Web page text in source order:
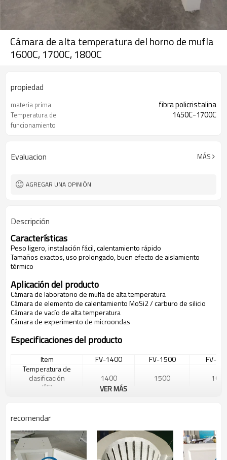
Cámara de alta temperatura del horno de mufla
1600C, 1700C, 1800C
propiedad
materia prima fibra policristalina
Temperatura de
funcionamiento
1450C-1700C
Evaluacion MÁS
AGREGAR UNA OPINIÓN
Descripción
Características
Peso ligero, instalación fácil, calentamiento rápido
Tamaños exactos, uso prolongado, buen efecto de aislamiento
térmico
Aplicación del producto
Cámara de laboratorio de mufla de alta temperatura
Cámara de elemento de calentamiento MoSi2 / carburo de silicio
Cámara de vacío de alta temperatura
Cámara de experimento de microondas
Especificaciones del producto
Item FV-1400 FV-1500
FV-
Temperatura de
clasificación
(℃)
1400 1500
1600
tamaño(mm)
VER MÁS
recomendar